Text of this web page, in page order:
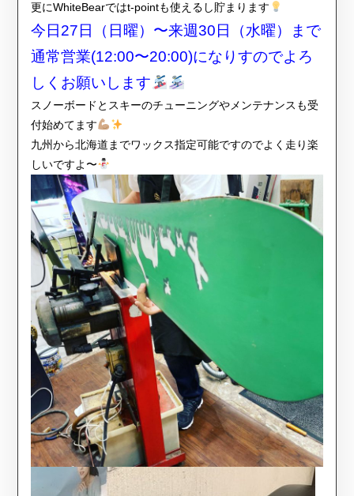
更にWhiteBearではt-pointも使えるし貯まります
今日27日（日曜）〜来週30日（水曜）まで
通常営業(12:00〜20:00)になりすのでよろ
しくお願いします
スノーボードとスキーのチューニングやメンテナンスも受
付始めてます
九州から北海道までワックス指定可能ですのでよく走り楽
しいですよ〜